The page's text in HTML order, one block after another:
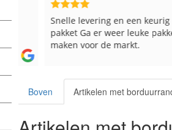
Snelle levering en een keurig
pakket Ga er weer leuke pakket van
maken voor de markt.
Boven Artikelen met